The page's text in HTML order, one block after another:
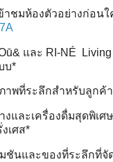
าชมห้องตัวอย่างก่อนใ
และ RI-NÉ
บ*
าพที่ระลึกสำหรับลูกค้
งและเครื่องดื่มสุดพิเศ
เศส*
มชันและของที่ระลึกที่